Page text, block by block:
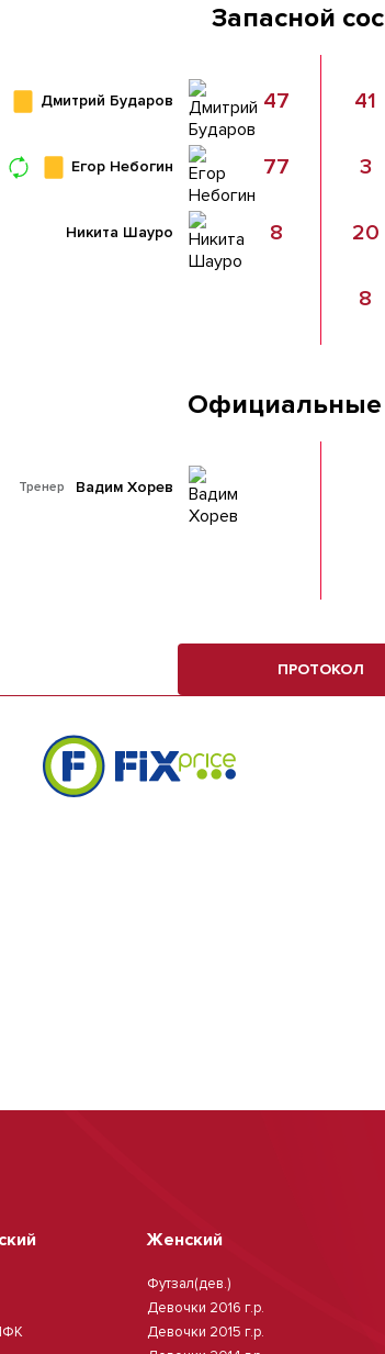
Запасной
Дмитрий Бударов 47
Егор Небогин 77
Никита Шауро 8
41
3
20
8
Официальные
Тренер Вадим Хорев
ПРОТОКОЛ
Женский
Футзал(дев.)
Девочки 2016 г.р.
Девочки 2015 г.р.